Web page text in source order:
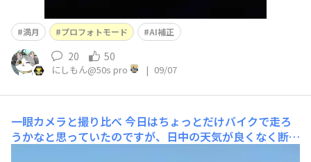
満月 プロフォトモード AI補正
20 50
にしもん@50s pro | 09/07
一眼カメラと撮り比べ 今日はちょっとだけバイクで走ろ
うかなと思っていたのですが、日中の天気が良くなく断念